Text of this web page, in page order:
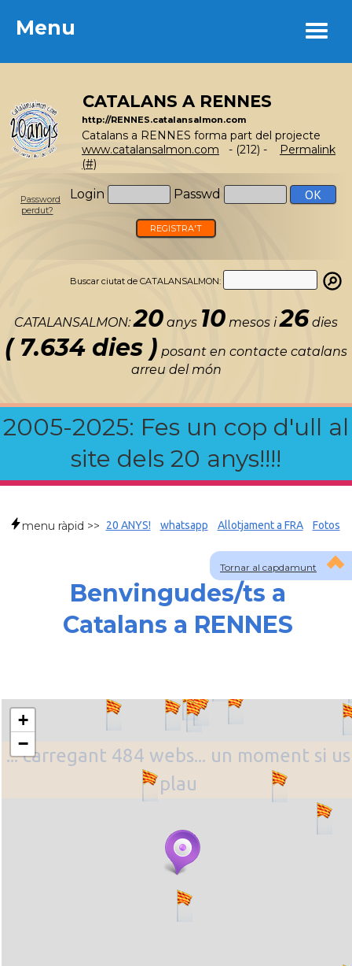
Menu
CATALANS A RENNES
http://RENNES.catalansalmon.com
Catalans a RENNES forma part del projecte
www.catalansalmon.com - (212) -
Permalink
(#)
Login Passwd
Password
perdut?
REGISTRA'T
Buscar ciutat de CATALANSALMON:
CATALANSALMON:20 anys 10 mesos i26 dies
( 7.634 dies ) posant en contacte catalans
arreu del món
2005-2025: Fes un cop d'ull al
site dels 20 anys!!!!
Menu
Tornar al capdamunt
menu ràpid >> 20 ANYS! whatsapp Allotjament a FRA Fotos
Benvingudes/ts a
Catalans a RENNES
... carregant 484 webs... un moment si us
plau
+
−